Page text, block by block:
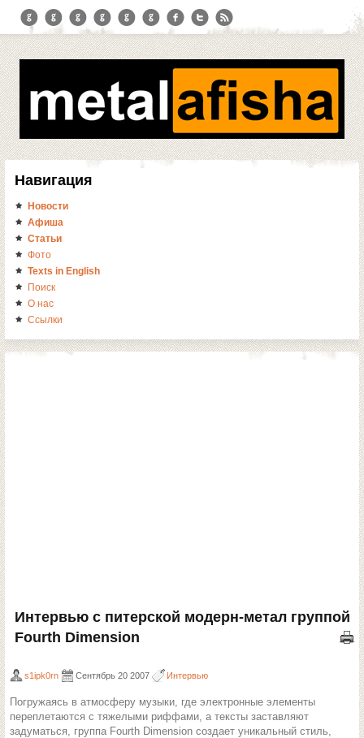
Навигация
Новости
Афиша
Статьи
Фото
Texts in English
Поиск
О нас
Ссылки
Интервью с питерской модерн-метал группой
Fourth Dimension
s1ipk0rn Сентябрь 20 2007 Интервью
Погружаясь в атмосферу музыки, где электронные элементы
переплетаются с тяжелыми риффами, а тексты заставляют
задуматься, группа Fourth Dimension создает уникальный стиль,